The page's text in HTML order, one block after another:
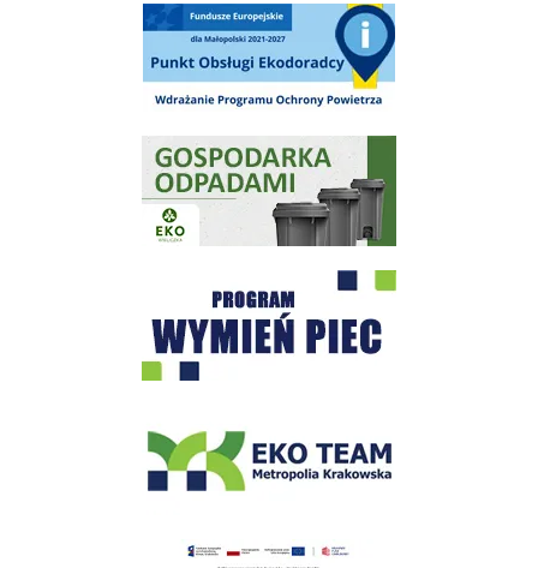
Punkt Obsługi Ekodoradcy Wieliczka
Gospodarka odpadami na terenie Miasta i Gminy Wieliczka
Program "Czyste Powietrze" - Wieliczka
Realizacja Programu Czyste Powietrze w Gminie Wieliczka